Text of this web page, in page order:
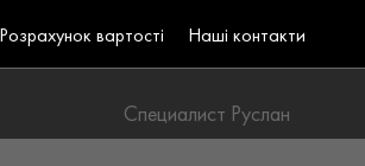
Розрахунок вартості Наші контакти
Специалист Руслан